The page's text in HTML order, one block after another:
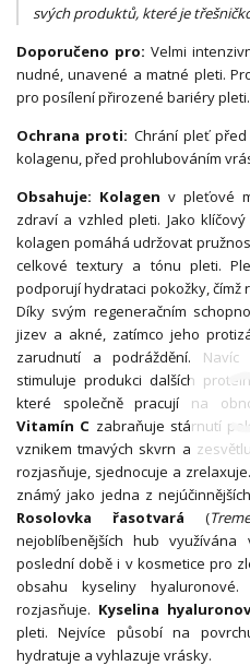
svých produktů, které je
Doporučeno pro: Velmi
nudné, unavené a matné pleti.
pro posílení přirozené bariéry pleti.
Ochrana proti: Chrání pleť
kolagenu, před prohlubováním
Obsahuje: Kolagen v pleťové
zdraví a vzhled pleti. Jako
kolagen pomáhá udržovat
celkové textury a tónu pleti.
podporují hydrataci pokožky,
Díky svým regeneračním
jizev a akné, zatímco jeho
zarudnutí a podráždění.
stimuluje produkci dalších
které společně pracují na
Vitamín C zabraňuje stárnutí
vznikem tmavých skvrn a
rozjasňuje, sjednocuje a
známý jako jedna z
Rosolovka řasotvará (
nejoblíbenějších hub
poslední době i v kosmetice pro
obsahu kyseliny
rozjasňuje. Kyselina
pleti. Nejvíce působí na
hydratuje a vyhlazuje vrásky.